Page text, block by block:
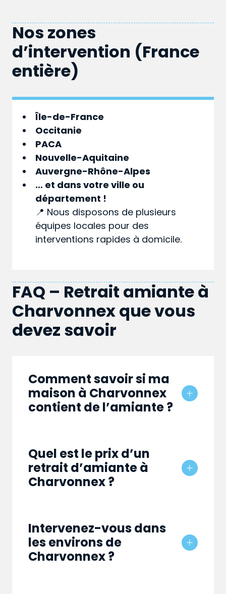
Nos zones
d’intervention (France
entière)
Île-de-France
Occitanie
PACA
Nouvelle-Aquitaine
Auvergne-Rhône-Alpes
… et dans votreville ou
département !
📍 Nous disposons de plusieurs
équipes locales pour des
interventions rapides à domicile.
FAQ – Retrait amiante à
Charvonnex que vous
devez savoir
Comment savoir si ma
maison à Charvonnex
contient de l’amiante ?
Quel est le prix d’un
retrait d’amiante à
Charvonnex ?
Intervenez-vous dans
les environs de
Charvonnex ?